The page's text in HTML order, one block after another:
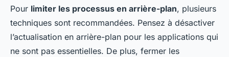
Pour limiter les processus en arrière-plan, plusieurs
techniques sont recommandées. Pensez à désactiver
l’actualisation en arrière-plan pour les applications qui
ne sont pas essentielles. De plus, fermer les